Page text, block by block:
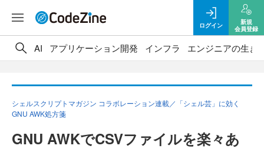
ログイン
新規
会員登録
AI アプリケーション開発 インフラ エンジニアの生き
シェルスクリプトマガジン コラボレーション連載／「シェル芸」に効く
GNU AWK処方箋
GNU AWKでCSVファイルを楽々あ